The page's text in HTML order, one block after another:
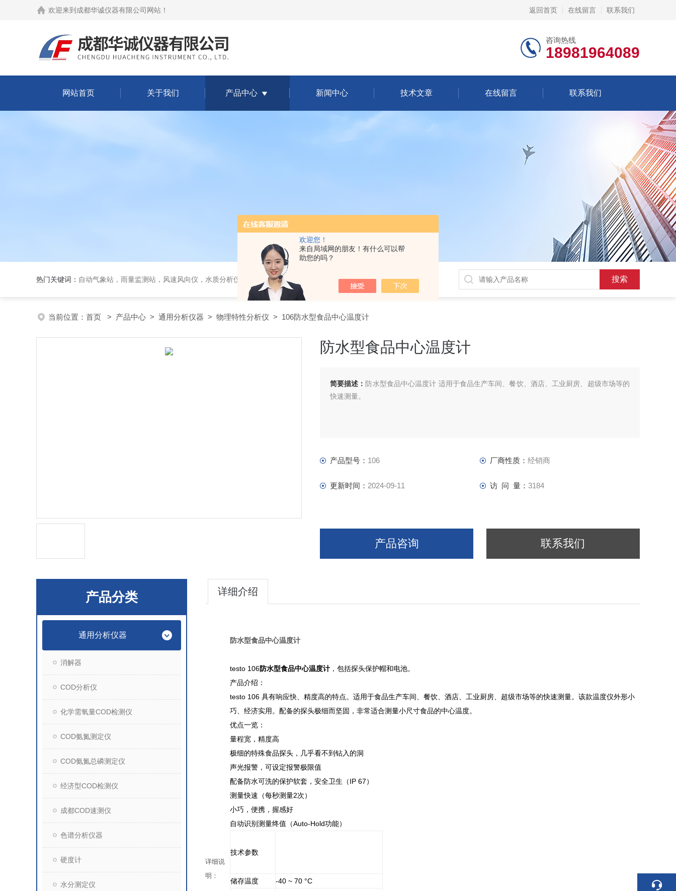
欢迎您！
来自局域网的朋友！有什么可以帮
助您的吗？
欢迎来到 成都华诚仪器有限公司网站 ！ 返回首页 在线留言 联系我们
咨询热线
18981964089
网站首页 关于我们 产品中心 新闻中心 技术文章 在线留言 联系我们
热门关键词： 自动气象站，雨量监测站，风速风向仪，水质分析仪，气体分析报警器，
当前位置： 首页 > 产品中心 > 通用分析仪器 > 物理特性分析仪 > 106防水型食品中心温度计
防水型食品中心温度计
简要描述： 防水型食品中心温度计 适用于食品生产车间、餐饮、酒店、工业厨房、超级市场等的
快速测量。
产品型号： 106 厂商性质： 经销商
更新时间： 2024-09-11 访 问 量： 3184
产品咨询 联系我们
产品分类
通用分析仪器
消解器
COD分析仪
化学需氧量COD检测仪
COD氨氮测定仪
COD氨氮总磷测定仪
经济型COD检测仪
成都COD速测仪
色谱分析仪器
硬度计
水分测定仪
详细介绍
详细说
明：
防水型食品中心温度计
testo 106防水型食品中心温度计 ，包括探头保护帽和电池。
产品介绍：
testo 106 具有响应快、精度高的特点。适用于食品生产车间、餐饮、酒店、工业厨房、超级市场等的快速测量。该款温度仪外形小
巧、经济实用。配备的探头极细而坚固，非常适合测量小尺寸食品的中心温度。
优点一览：
量程宽，精度高
极细的特殊食品探头，几乎看不到钻入的洞
声光报警，可设定报警极限值
配备防水可洗的保护软套，安全卫生（IP 67）
测量快速（每秒测量2次）
小巧，便携，握感好
自动识别测量终值（Auto-Hold功能）
技术参数
储存温度
-40 ~ 70 °C